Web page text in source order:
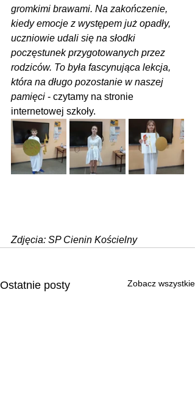
gromkimi brawami. Na zakończenie,
kiedy emocje z występem już opadły,
uczniowie udali się na słodki
poczęstunek przygotowanych przez
rodziców. To była fascynująca lekcja,
która na długo pozostanie w naszej
pamięci - czytamy na stronie
internetowej szkoły.
Zdjęcia: SP Cienin Kościelny
Ostatnie posty Zobacz wszystkie